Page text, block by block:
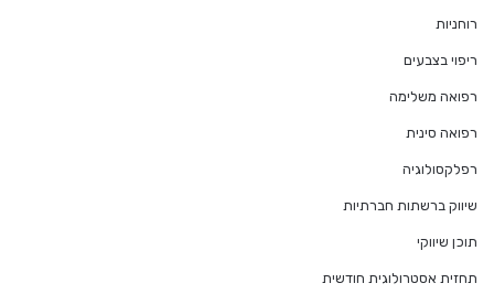
רוחניות
ריפוי בצבעים
רפואה משלימה
רפואה סינית
רפלקסולוגיה
שיווק ברשתות חברתיות
תוכן שיווקי
תחזית אסטרולוגית חודשית